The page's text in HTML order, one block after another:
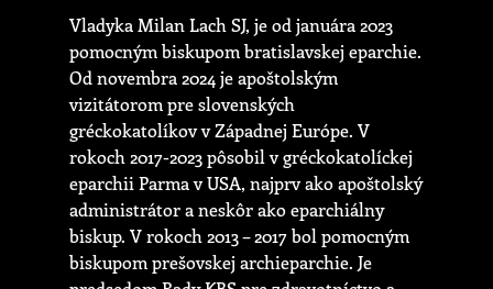
Vladyka Milan Lach SJ, je od januára 2023
pomocným biskupom bratislavskej eparchie.
Od novembra 2024 je apoštolským
vizitátorom pre slovenských
gréckokatolíkov v Západnej Európe. V
rokoch 2017-2023 pôsobil v gréckokatolíckej
eparchii Parma v USA, najprv ako apoštolský
administrátor a neskôr ako eparchiálny
biskup. V rokoch 2013 – 2017 bol pomocným
biskupom prešovskej archieparchie. Je